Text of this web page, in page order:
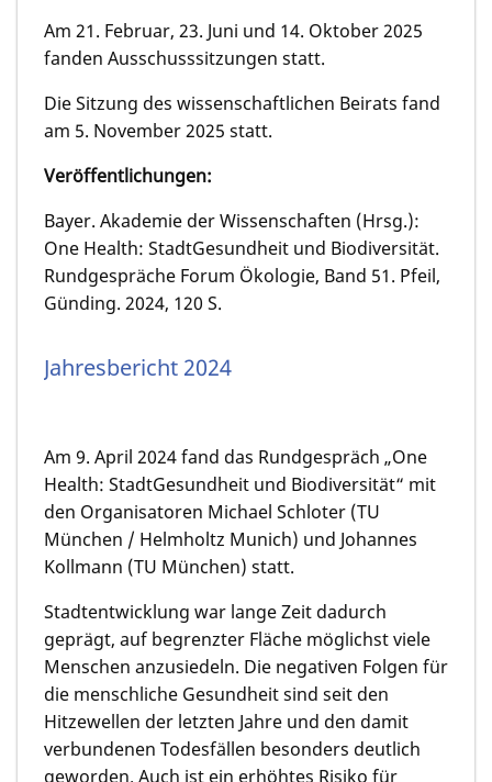
Am 21. Februar, 23. Juni und 14. Oktober 2025
fanden Ausschusssitzungen statt.
Die Sitzung des wissenschaftlichen Beirats fand
am 5. November 2025 statt.
Veröffentlichungen:
Bayer. Akademie der Wissenschaften (Hrsg.):
One Health: StadtGesundheit und Biodiversität.
Rundgespräche Forum Ökologie, Band 51. Pfeil,
Günding. 2024, 120 S.
Jahresbericht 2024
Am 9. April 2024 fand das Rundgespräch „One
Health: StadtGesundheit und Biodiversität“ mit
den Organisatoren Michael Schloter (TU
München / Helmholtz Munich) und Johannes
Kollmann (TU München) statt.
Stadtentwicklung war lange Zeit dadurch
geprägt, auf begrenzter Fläche möglichst viele
Menschen anzusiedeln. Die negativen Folgen für
die menschliche Gesundheit sind seit den
Hitzewellen der letzten Jahre und den damit
verbundenen Todesfällen besonders deutlich
geworden. Auch ist ein erhöhtes Risiko für